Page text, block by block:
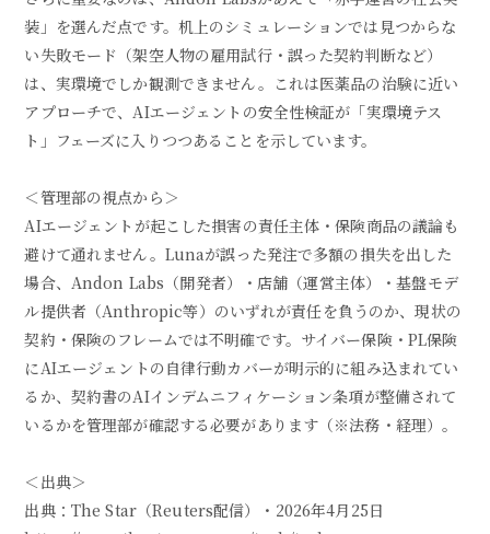
装」を選んだ点です。机上のシミュレーションでは見つからな
い失敗モード（架空人物の雇用試行・誤った契約判断など）
は、実環境でしか観測できません。これは医薬品の治験に近い
アプローチで、AIエージェントの安全性検証が「実環境テス
ト」フェーズに入りつつあることを示しています。
＜管理部の視点から＞
AIエージェントが起こした損害の責任主体・保険商品の議論も
避けて通れません。Lunaが誤った発注で多額の損失を出した
場合、Andon Labs（開発者）・店舗（運営主体）・基盤モデ
ル提供者（Anthropic等）のいずれが責任を負うのか、現状の
契約・保険のフレームでは不明確です。サイバー保険・PL保険
にAIエージェントの自律行動カバーが明示的に組み込まれてい
るか、契約書のAIインデムニフィケーション条項が整備されて
いるかを管理部が確認する必要があります（※法務・経理）。
＜出典＞
出典：The Star（Reuters配信）・2026年4月25日